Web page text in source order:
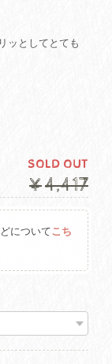
ッとしてとても
SOLD OUT
¥4,417
についてこち